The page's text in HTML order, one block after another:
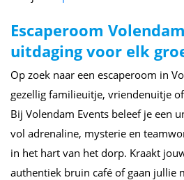
Escaperoom
uitdaging voor elk
Op zoek naar een escaperoom in
gezellig familieuitje, vriendenuitje
Bij Volendam Events beleef je een
vol adrenaline, mysterie en
in het hart van het dorp. Kraakt
authentiek bruin café of gaan jullie